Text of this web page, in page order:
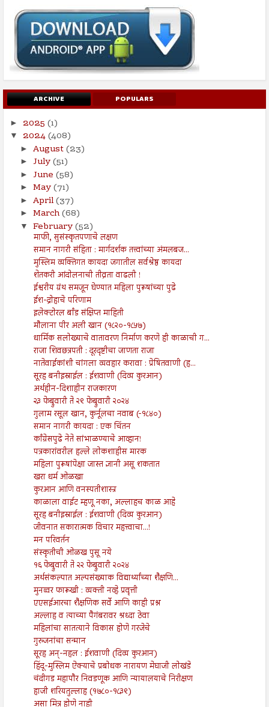
ARCHIVE POPULARS
► 2025 (1)
▼ 2024(408)
► August(23)
► July(51)
► June (58)
► May(71)
► April(37)
► March(68)
▼ February(52)
माफी, सुसंस्कृतपणाचे लक्षण
समान नागरी संहिता : मार्गदर्शक तत्त्वांच्या अंमलबज...
मुस्लिम व्यक्तिगत कायदा जगातील सर्वश्रेष्ठ कायदा
शेतकरी आंदोलनाची तीव्रता वाढली !
ईश्वरीय ग्रंथ समजून घेण्यात महिला पुरूषांच्या पुढे
ईश-द्रोहाचे परिणाम
इलेक्टोरल बाँड संक्षिप्त माहिती
मौलाना पीर अली खान (१८२०-१८५७)
धार्मिक सलोख्याचे वातावरण निर्माण करणे ही काळाची ग...
राजा शिवछत्रपती : दूरदृष्टीचा जाणता राजा
नातेवाईकांशी चांगला व्यवहार करावा : प्रेषितवाणी (ह...
सूरह बनीइस्राईल : ईशवाणी (दिव्य कुरआन)
अर्थहीन-दिशाहीन राजकारण
२३ फेब्रुवारी ते २९ फेब्रुवारी २०२४
गुलाम रसूल खान, कुर्नूलचा नवाब (-१८४०)
समान नागरी कायदा : एक चिंतन
काँग्रेसपुढे नेते सांभाळण्याचे आव्हान!
पत्रकारांवरील हल्ले लोकशाहीस मारक
महिला पुरूषांपेक्षा जास्त ज्ञानी असू शकतात
खरा धर्म ओळखा
कुरआन आणि वनस्पतीशास्त्र
काळाला वाईट म्हणू नका, अल्लाहच काळ आहे
सूरह बनीइस्राईल : ईशवाणी (दिव्य कुरआन)
जीवनात सकारात्मक विचार महत्त्वाचा...!
मन परिवर्तन
संस्कृतीची ओळख पुसू नये
१६ फेब्रुवारी ते २२ फेब्रुवारी २०२४
अर्थसंकल्पात अल्पसंख्याक विद्यार्थ्यांच्या शैक्षणि...
मुनव्वर फारूखी : व्यक्ती नव्हे प्रवृत्ती
एएसईआरचा शैक्षणिक सर्वे आणि काही प्रश्न
अल्लाह व त्याच्या पैगंबरावर श्रध्दा ठेवा
महिलांचा सातत्याने विकास होणे गरजेचे
गुरुजनांचा सन्मान
सूरह अन्-नहल : ईशवाणी (दिव्य कुरआन)
हिंदू-मुस्लिम ऐक्याचे प्रबोधक नारायण मेघाजी लोखंडे
चंदीगड महापौर निवडणूक आणि न्यायालयाचे निरीक्षण
हाजी शरियतुल्लाह (१७८०-१८३९)